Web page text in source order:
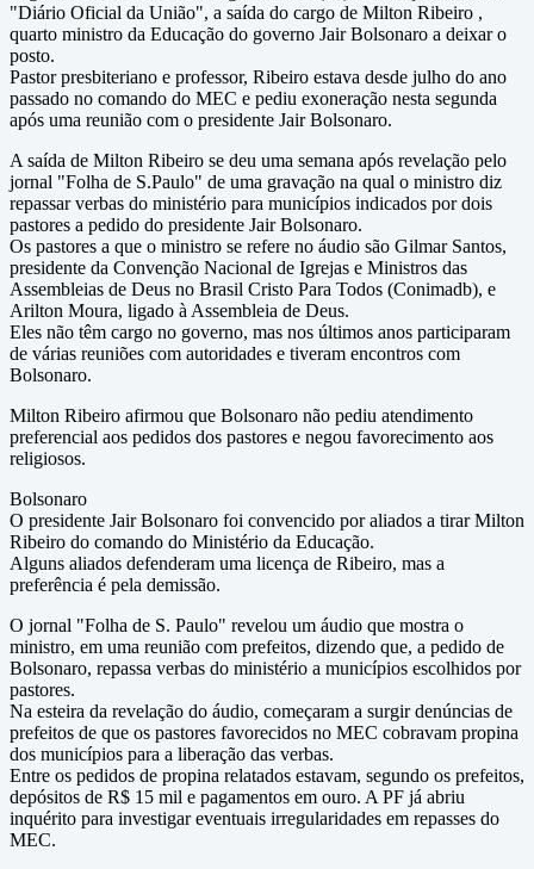
"Diário Oficial da União", a saída do cargo de Milton Ribeiro ,
quarto ministro da Educação do governo Jair Bolsonaro a deixar o
posto.
Pastor presbiteriano e professor, Ribeiro estava desde julho do ano
passado no comando do MEC e pediu exoneração nesta segunda
após uma reunião com o presidente Jair Bolsonaro.
A saída de Milton Ribeiro se deu uma semana após revelação pelo
jornal "Folha de S.Paulo" de uma gravação na qual o ministro diz
repassar verbas do ministério para municípios indicados por dois
pastores a pedido do presidente Jair Bolsonaro.
Os pastores a que o ministro se refere no áudio são Gilmar Santos,
presidente da Convenção Nacional de Igrejas e Ministros das
Assembleias de Deus no Brasil Cristo Para Todos (Conimadb), e
Arilton Moura, ligado à Assembleia de Deus.
Eles não têm cargo no governo, mas nos últimos anos participaram
de várias reuniões com autoridades e tiveram encontros com
Bolsonaro.
Milton Ribeiro afirmou que Bolsonaro não pediu atendimento
preferencial aos pedidos dos pastores e negou favorecimento aos
religiosos.
Bolsonaro
O presidente Jair Bolsonaro foi convencido por aliados a tirar Milton
Ribeiro do comando do Ministério da Educação.
Alguns aliados defenderam uma licença de Ribeiro, mas a
preferência é pela demissão.
O jornal "Folha de S. Paulo" revelou um áudio que mostra o
ministro, em uma reunião com prefeitos, dizendo que, a pedido de
Bolsonaro, repassa verbas do ministério a municípios escolhidos por
pastores.
Na esteira da revelação do áudio, começaram a surgir denúncias de
prefeitos de que os pastores favorecidos no MEC cobravam propina
dos municípios para a liberação das verbas.
Entre os pedidos de propina relatados estavam, segundo os prefeitos,
depósitos de R$ 15 mil e pagamentos em ouro. A PF já abriu
inquérito para investigar eventuais irregularidades em repasses do
MEC.